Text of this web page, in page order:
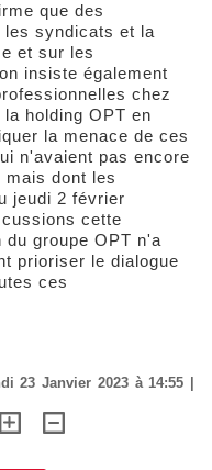
que des
syndicats et la
et sur les
insiste également
chez
holding OPT en
la menace de ces
n'avaient pas encore
mais dont les
jeudi 2 février
cette
groupe OPT n'a
prioriser le dialogue
ces
23 Janvier 2023 à 14:55 |